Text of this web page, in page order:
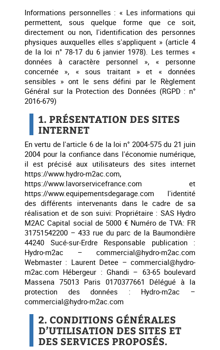
Informations personnelles : « Les informations qui
permettent, sous quelque forme que ce soit,
directement ou non, l'identification des personnes
physiques auxquelles elles s'appliquent » (article 4
de la loi n° 78-17 du 6 janvier 1978). Les termes «
données à caractère personnel », « personne
concernée », « sous traitant » et « données
sensibles » ont le sens défini par le Règlement
Général sur la Protection des Données (RGPD : n°
2016-679)
1. PRÉSENTATION DES SITES
INTERNET
En vertu de l'article 6 de la loi n° 2004-575 du 21 juin
2004 pour la confiance dans l'économie numérique,
il est précisé aux utilisateurs des sites internet
https://www.hydro-m2ac.com,
https://www.lavorservicefrance.com et
https://www.equipementsdegarage.com l'identité
des différents intervenants dans le cadre de sa
réalisation et de son suivi: Propriétaire : SAS Hydro
M2AC Capital social de 5000 € Numéro de TVA: FR
31751542200 – 433 rue du parc de la Baumondière
44240 Sucé-sur-Erdre Responsable publication :
Hydro-m2ac – commercial@hydro-m2ac.com
Webmaster : Laurent Detee – commercial@hydro-
m2ac.com Hébergeur : Ghandi – 63-65 boulevard
Massena 75013 Paris 0170377661 Délégué à la
protection des données : Hydro-m2ac –
commercial@hydro-m2ac.com
2. CONDITIONS GÉNÉRALES
D’UTILISATION DES SITES ET
DES SERVICES PROPOSÉS.